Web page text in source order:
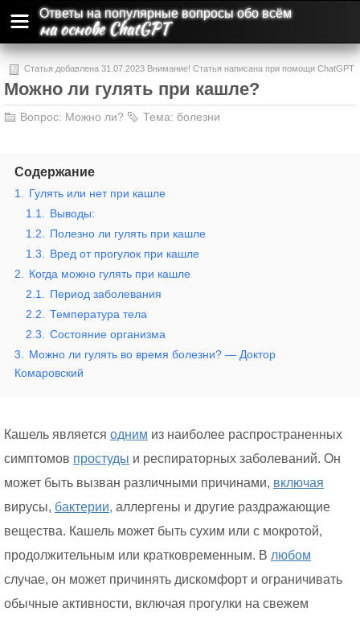
Ответы на популярные вопросы обо всём
на основе ChatGPT
Статья добавлена 31.07.2023 Внимание! Статья написана при помощи ChatGPT
и может содержать ошибки и неточности.
Можно ли гулять при кашле?
Вопрос: Можно ли? Тема: болезни
Содержание
1.
Гулять или нет при кашле
1.1.
Выводы:
1.2.
Полезно ли гулять при кашле
1.3.
Вред от прогулок при кашле
2.
Когда можно гулять при кашле
2.1.
Период заболевания
2.2.
Температура тела
2.3.
Состояние организма
3.
Можно ли гулять во время болезни? — Доктор
Комаровский
Кашель является одним из наиболее распространенных
симптомов простуды и респираторных заболеваний. Он
может быть вызван различными причинами, включая
вирусы, бактерии, аллергены и другие раздражающие
вещества. Кашель может быть сухим или с мокротой,
продолжительным или кратковременным. В любом
случае, он может причинять дискомфорт и ограничивать
обычные активности, включая прогулки на свежем